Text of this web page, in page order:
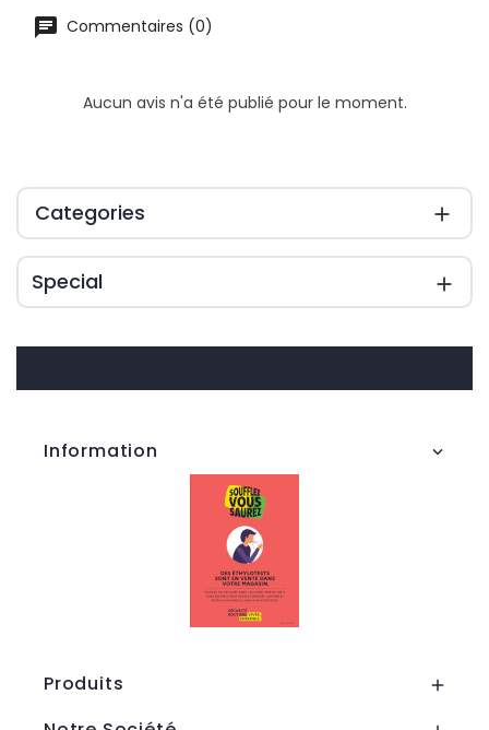
Commentaires (0)
Aucun avis n'a été publié pour le moment.
Categories 
Special 
Information 
Produits 